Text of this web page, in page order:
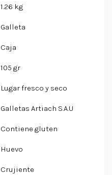
1.26 kg
Galleta
Caja
105 gr
Lugar fresco y seco
Galletas Artiach S.A.U
Contiene gluten
Huevo
Crujiente